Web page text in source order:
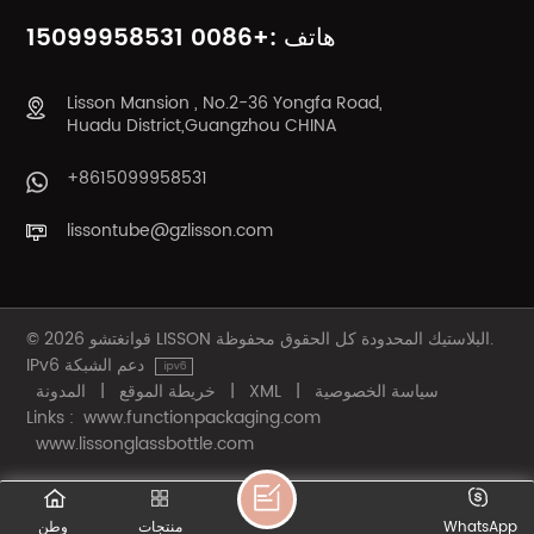
هاتف :+0086 15099958531
Lisson Mansion , No.2-36 Yongfa Road,
Huadu District,Guangzhou CHINA
+8615099958531
lissontube@gzlisson.com
© 2026 قوانغتشو LISSON البلاستيك المحدودة كل الحقوق محفوظة.
المدونة
| خريطة الموقع | XML |
سياسة الخصوصية
Links : www.functionpackaging.com
www.lissonglassbottle.com
وطن منتجات WhatsApp